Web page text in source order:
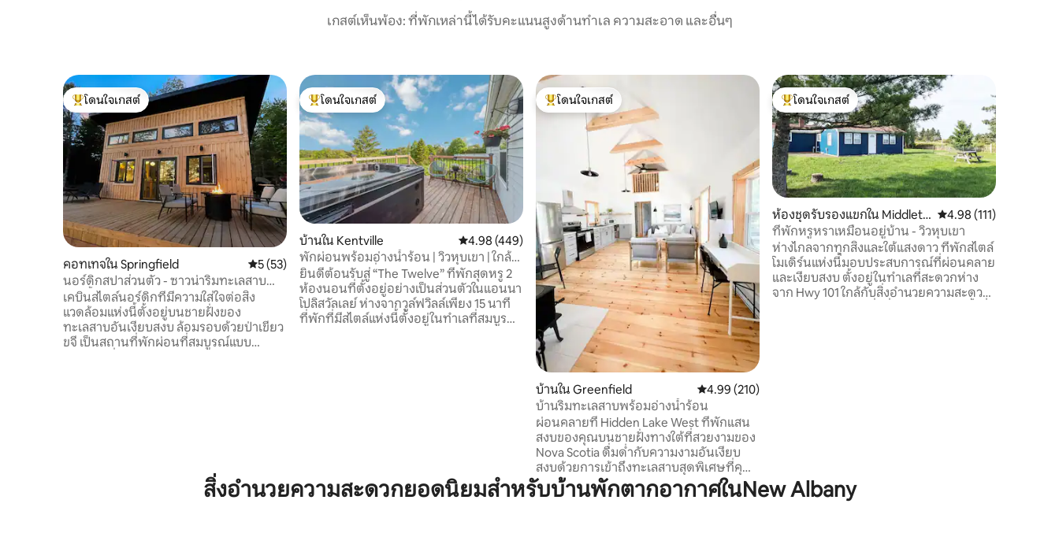
เกสต์เห็นพ้อง: ที่พักเหล่านี้ได้รับคะแนนสูงด้านทำเล ความสะอาด และอื่นๆ
โดนใจเกสต์ที่สุด
โดนใจเกสต์
คอทเทจใน Springfield คะแนนเฉลี่ย 5 จาก 5, 53 รีวิว
5 (53)
นอร์ดิกสปาส่วนตัว - ซาวน่าริมทะเลสาบ
อ่างน้ำร้อน
เคบินสไตล์นอร์ดิกที่มีความใส่ใจต่อสิ่ง
แวดล้อมแห่งนี้ตั้งอยู่บนชายฝั่งของ
ทะเลสาบอันเงียบสงบ ล้อมรอบด้วยป่าเขียว
ขจี เป็นสถานที่พักผ่อนที่สมบูรณ์แบบ
โดนใจเกสต์ที่สุด
โดนใจเกสต์
บ้านใน Kentville คะแนนเฉลี่ย 4.98 จาก 5, 449 รีวิว
4.98 (449)
พักผ่อนพร้อมอ่างน้ำร้อน | วิวหุบเขา | ใกล้
เคนต์วิลล์ มีเครื่องปรับอากาศ
ยินดีต้อนรับสู่ “The Twelve” ที่พักสุดหรู 2
ห้องนอนที่ตั้งอยู่อย่างเป็นส่วนตัวในแอนนา
โปลิสวัลเลย์ ห่างจากวูล์ฟวิลล์เพียง 15 นาที
ที่พักที่มีสไตล์แห่งนี้ตั้งอยู่ในทำเลที่สมบูรณ์
โดนใจเกสต์ที่สุด
โดนใจเกสต์
บ้านใน Greenfield คะแนนเฉลี่ย 4.99 จาก 5, 210 รีวิว
4.99 (210)
บ้านริมทะเลสาบพร้อมอ่างน้ำร้อน
ผ่อนคลายที่ Hidden Lake West ที่พักแสน
สงบของคุณบนชายฝั่งทางใต้ที่สวยงามของ
Nova Scotia ดื่มด่ำกับความงามอันเงียบ
สงบด้วยการเข้าถึงทะเลสาบสุดพิเศษที่คุณ
สามารถเล่นแพดเดิลบอร์ดพายเรือแคนูหรือ
พักผ่อนริมน้ำ แช่ตัวในอ่างน้ำร้อนที่มีชีวิต
โดนใจเกสต์ที่สุด
โดนใจเกสต์
ห้องชุดรับรองแขกใน Middleto
n
คะแนนเฉลี่ย 4.98 จาก
4.98 (111)
ที่พักหรูหราเหมือนอยู่บ้าน - วิวหุบเขา
ห่างไกลจากทุกสิ่งและใต้แสงดาว ที่พักสไตล์
โมเดิร์นแห่งนี้มอบประสบการณ์ที่ผ่อนคลาย
และเงียบสงบ ตั้งอยู่ในทำเลที่สะดวกห่าง
จาก Hwy 101 ใกล้กับสิ่งอำนวยความสะดวก
สิ่งอำนวยความสะดวกยอดนิยมสำหรับบ้านพักตากอากาศในNew Albany